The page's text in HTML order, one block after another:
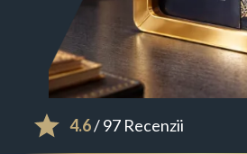
4.6/ 97 Recenzii